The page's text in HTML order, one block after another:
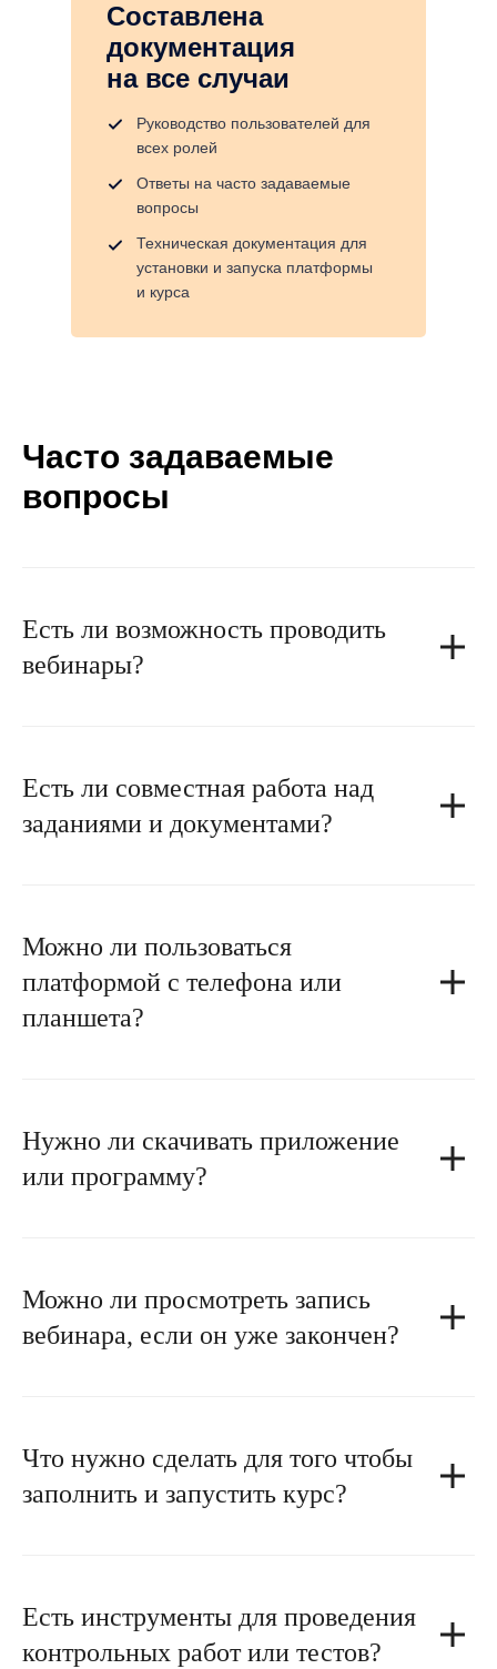
Составлена
документация
на все случаи
Руководство пользователей для
всех ролей
Ответы на часто задаваемые
вопросы
Техническая документация для
установки и запуска платформы
и курса
Часто задаваемые
вопросы
Есть ли возможность проводить
вебинары?
Есть ли совместная работа над
заданиями и документами?
Можно ли пользоваться
платформой с телефона или
планшета?
Нужно ли скачивать приложение
или программу?
Можно ли просмотреть запись
вебинара, если он уже закончен?
Что нужно сделать для того чтобы
заполнить и запустить курс?
Есть инструменты для проведения
контрольных работ или тестов?